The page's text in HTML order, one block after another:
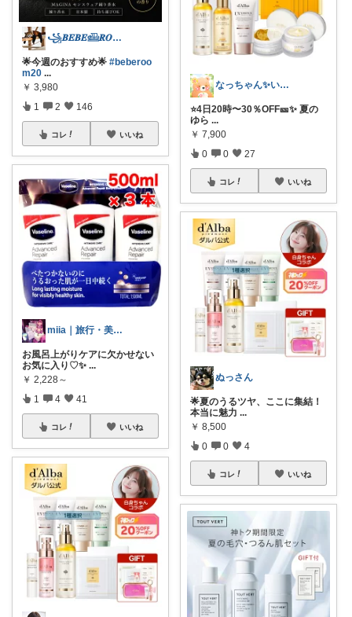
꧁𝑩𝑬𝑩𝑬𓊝𝑹𝑶𝑶𝑴꧂
🌟今週のおすすめ🌟 #beberoo
m20 ...
￥ 3,980
1 2 146
コレ いいね
miia｜旅行・美容・グルメ好き
お風呂上がりケアに欠かせない
お気に入り♡✨ ...
￥ 2,228～
1 4 41
コレ いいね
なっちゃん✨いつもありがとう😊✨
⭐️4日20時〜30％OFF🎫✨ 夏の
ゆら ...
￥ 7,900
0 0 27
コレ いいね
ぬっさん
🌟夏のうるツヤ、ここに集結！
本当に魅力 ...
￥ 8,500
0 0 4
コレ いいね